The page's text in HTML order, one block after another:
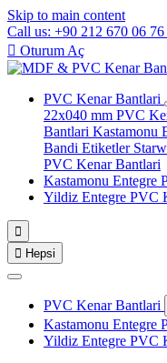
Skip to main content
Call us: +90 212 670 06
 Oturum Aç
PVC Kenar Bantlari
22x040 mm PVC
Bantlari Kastamonu
Bandi Etiketler
PVC Kenar Bantlari
Kastamonu Entegre
Yildiz Entegre PVC

 Hepsi
PVC Kenar Bantlari
Kastamonu Entegre
Yildiz Entegre PVC